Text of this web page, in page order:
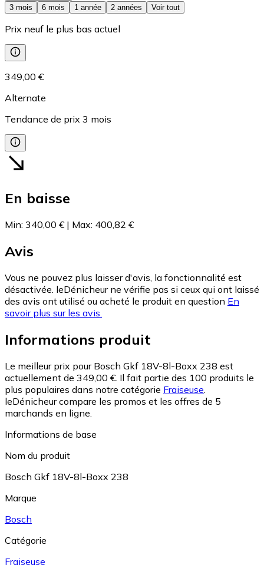
3 mois
6 mois 1 année 2 années Voir tout
Prix neuf le plus bas actuel
349,00 €
Alternate
Tendance de prix 3 mois
En baisse
Min: 340,00 € | Max: 400,82 €
Avis
Vous ne pouvez plus laisser d'avis, la fonctionnalité est
désactivée. leDénicheur ne vérifie pas si ceux qui ont laissé
des avis ont utilisé ou acheté le produit en question En
savoir plus sur les avis.
Informations produit
Le meilleur prix pour Bosch Gkf 18V-8l-Boxx 238 est
actuellement de 349,00 €. Il fait partie des 100 produits le
plus populaires dans notre catégorie Fraiseuse
leDénicheur compare les promos et les offres de 5
marchands en ligne.
Informations de base
Nom du produit
Bosch Gkf 18V-8l-Boxx 238
Marque
Bosch
Catégorie
Fraiseuse